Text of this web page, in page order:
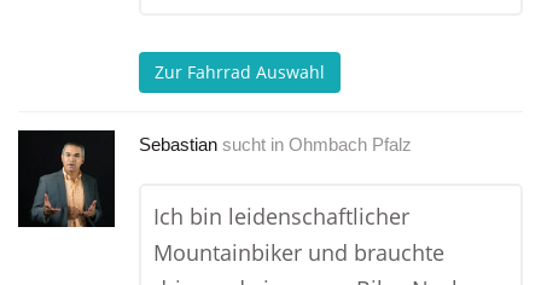
Zur Fahrrad Auswahl
Sebastian sucht in Ohmbach Pfalz
Ich bin leidenschaftlicher
Mountainbiker und brauchte